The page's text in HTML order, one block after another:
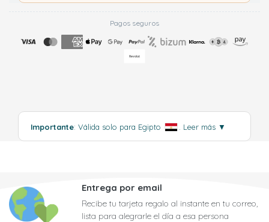
Pagos seguros
Importante: Válida solo para Egipto Leer más ▼
Entrega por email
Recibe tu tarjeta regalo al instante en tu correo,
lista para alegrarle el día a esa persona